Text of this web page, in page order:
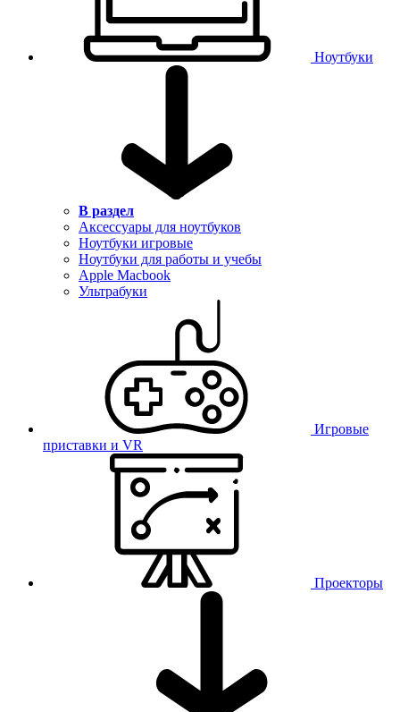
Ноутбуки
В раздел
Аксессуары для ноутбуков
Ноутбуки игровые
Ноутбуки для работы и учебы
Apple Macbook
Ультрабуки
Игровые
приставки и VR
Проекторы